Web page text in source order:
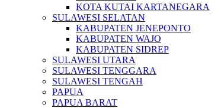
KOTA KUTAI KARTANEGARA
SULAWESI SELATAN
KABUPATEN JENEPONTO
KABUPATEN WAJO
KABUPATEN SIDREP
SULAWESI UTARA
SULAWESI TENGGARA
SULAWESI TENGAH
PAPUA
PAPUA BARAT